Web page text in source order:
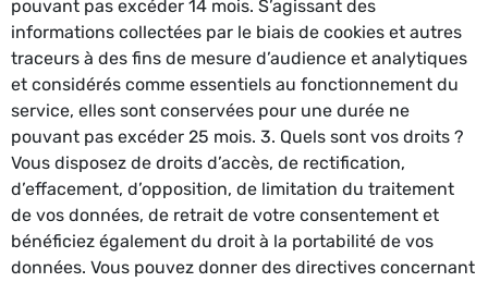
pouvant pas excéder 14 mois. S’agissant des
informations collectées par le biais de cookies et autres
traceurs à des fins de mesure d’audience et analytiques
et considérés comme essentiels au fonctionnement du
service, elles sont conservées pour une durée ne
pouvant pas excéder 25 mois. 3. Quels sont vos droits ?
Vous disposez de droits d’accès, de rectification,
d’effacement, d’opposition, de limitation du traitement
de vos données, de retrait de votre consentement et
bénéficiez également du droit à la portabilité de vos
données. Vous pouvez donner des directives concernant